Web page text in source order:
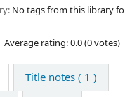
No tags from this library
Average rating: 0.0 (0 votes)
Title notes ( 1 )